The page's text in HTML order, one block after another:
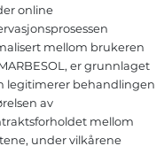
online
mellom brukeren
er grunnlaget
legitimerer behandlingen
av
mellom
under vilkårene